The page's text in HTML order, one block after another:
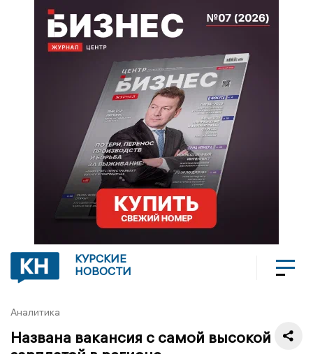
КУРСКИЕ
НОВОСТИ
Аналитика
Названа вакансия с самой высокой